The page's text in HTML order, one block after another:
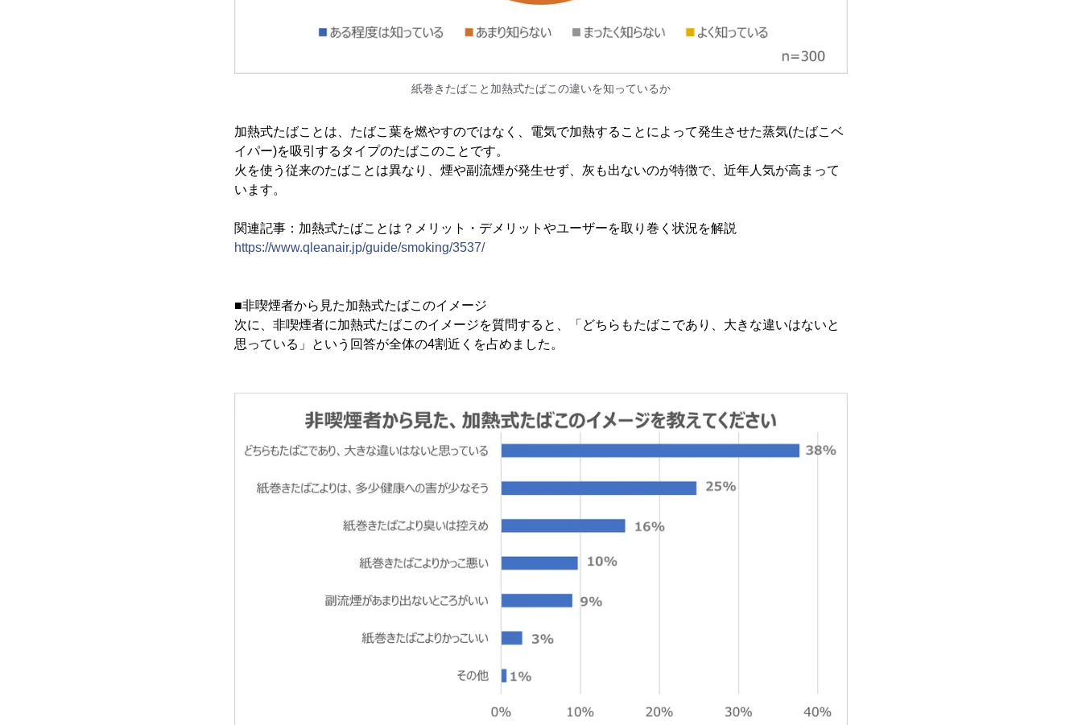
紙巻きたばこと加熱式たばこの違いを知っているか
加熱式たばことは、たばこ葉を燃やすのではなく、電気で加熱することによって発生させた蒸気(たばこベ
イパー)を吸引するタイプのたばこのことです。
火を使う従来のたばことは異なり、煙や副流煙が発生せず、灰も出ないのが特徴で、近年人気が高まって
います。
関連記事：加熱式たばことは？メリット・デメリットやユーザーを取り巻く状況を解説
https://www.qleanair.jp/guide/smoking/3537/
■非喫煙者から見た加熱式たばこのイメージ
次に、非喫煙者に加熱式たばこのイメージを質問すると、「どちらもたばこであり、大きな違いはないと
思っている」という回答が全体の4割近くを占めました。